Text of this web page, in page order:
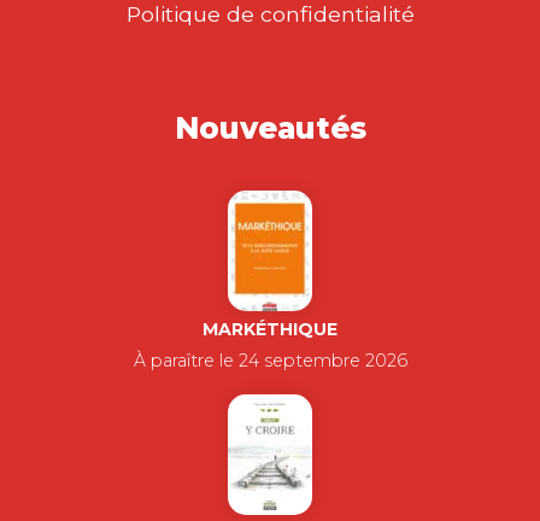
Politique de confidentialité
Nouveautés
MARKÉTHIQUE
À paraître le 24 septembre 2026